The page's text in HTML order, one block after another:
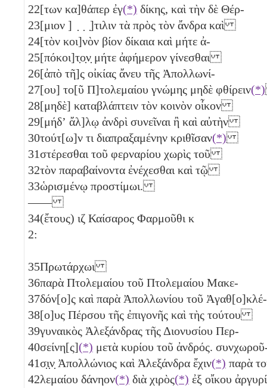
22[των κα]θάπερ ἐγ(*) δίκης, καὶ τὴν δὲ Θέρ-
23[μιον ] ̣ ̣ ̣]τιλιν τὰ πρὸς τὸν ἄνδρα καὶ
24[τὸν κοι]νὸν βίον δίκαια καὶ μήτε ἀ-
25[πόκοι]τ̣ο̣ν̣ μήτε ἀφήμερον γίνεσθαι
26[ἀπὸ τῆ]ς οἰκίας ἄνευ τῆς Ἀπολλωνί-
27[ου] το[ῦ Π]τολεμαίου γνώμης μηδὲ φθίρειν(*)
28[μηδὲ] καταβλάπτειν τὸν κοινὸν οἶκον
29[μήδʼ ἄλ]λῳ ἀνδρὶ συνεῖναι ἢ καὶ αὐτὴν
30τούτ[ω]ν τι διαπραξαμένην κριθῖσαν(*)
31στέρεσθαι τοῦ φερναρίου χωρὶς τοῦ
32τὸν παραβαίνοντα ἐνέχεσθαι καὶ τῷ
33ὡρισμένῳ προστίμωι.
——
34(ἔτους) ιζ Καίσαρος Φαρμοῦθι κ
2:
35Πρωτάρχωι
36παρὰ Πτολεμαίου τοῦ Πτολεμαίου Μακε-
37δόν[ο]ς καὶ παρὰ Ἀπολλωνίου τοῦ Ἀγαθ[ο]κλέ-
38[ο]υς Πέρσου τῆς ἐπιγονῆς καὶ τὴς τούτου
39γυναικὸς Ἀλεξάνδρας τῆς Διονυσίου Περ-
40σείνη[ς](*) μετὰ κυρίου τοῦ ἀνδρός.
41σ̣ι̣ν̣ Ἀπολλώνιος καὶ Ἀλεξάνδρα ἔχιν(*) παρὰ
42λεμαίου δάνηον(*) διὰ χιρὸς(*) ἐξ οἴκου